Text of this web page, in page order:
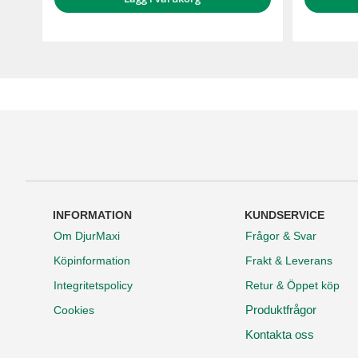
INFORMATION
Om DjurMaxi
Köpinformation
Integritetspolicy
Cookies
KUNDSERVICE
Frågor & Svar
Frakt & Leverans
Retur & Öppet köp
Produktfrågor
Kontakta oss